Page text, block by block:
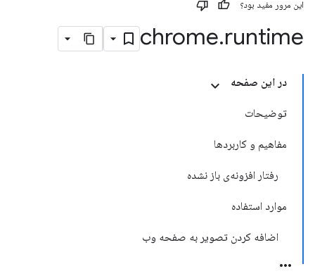
این مرور مفید بود؟
chrome.runtime
در این صفحه
توضیحات
مفاهیم و کاربردها
رفتار افزونه‌ی باز نشده
موارد استفاده
اضافه کردن تصویر به صفحه وب